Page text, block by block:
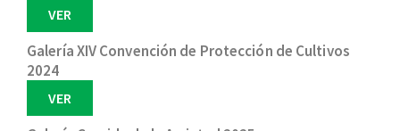
VER
Galería XIV Convención de Protección de Cultivos
2024
VER